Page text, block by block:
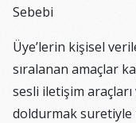
Sebebi
Üye’lerin kişisel
sıralanan amaçlar
sesli iletişim
doldurmak suretiyle